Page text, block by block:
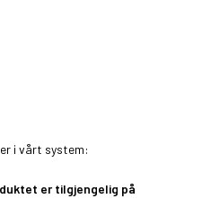
i vårt system:
er tilgjengelig på